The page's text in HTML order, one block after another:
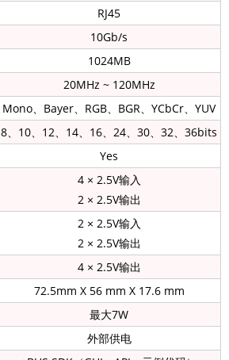
RJ45
10Gb/s
1024MB
20MHz ~ 120MHz
Mono、Bayer、RGB、BGR、YCbCr、YUV
8、10、12、14、16、24、30、32、36bits
Yes
4 × 2.5V输入
2 × 2.5V输出
2 × 2.5V输入
2 × 2.5V输出
4 × 2.5V输出
72.5mm X 56 mm X 17.6 mm
最大7W
外部供电